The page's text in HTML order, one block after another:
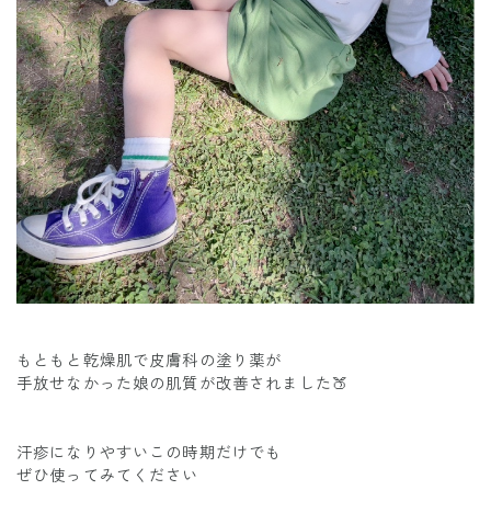
もともと乾燥肌で皮膚科の塗り薬が
手放せなかった娘の肌質が改善されました🍑
汗疹になりやすいこの時期だけでも
ぜひ使ってみてください